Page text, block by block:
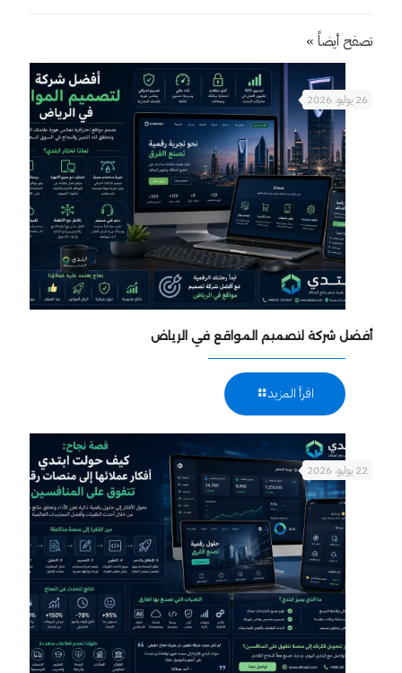
تصفح أيضاً »
26 يوليو، 2026
أفضل شركة لتصميم المواقع في الرياض
اقرأ المزيد
22 يوليو، 2026